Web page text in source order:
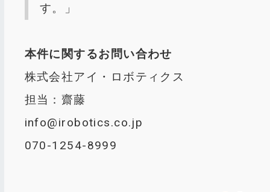
す。」
本件に関するお問い合わせ
株式会社アイ・ロボティクス
担当：齋藤
info@irobotics.co.jp
070-1254-8999